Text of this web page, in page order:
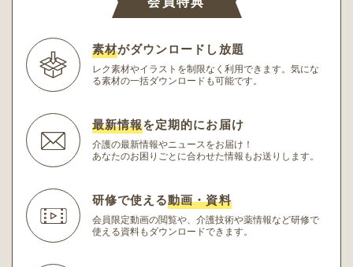
素材がダウンロードし放題
レク素材やイラストを制限なく利用できます。 気にな
る素材の一括ダウンロードも可能です。
最新情報を定期的にお届け
介護の最新情報やニュースをお届け！
あなたのお困りごとに合わせた情報もお送りします。
研修で使える動画・資料
会員限定動画の閲覧や、介護技術や薬情報など研修で
使える資料もダウンロードできます。